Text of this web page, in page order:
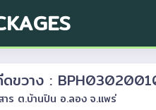
ขวาง :
ร ต.บ้านปิน อ.ลอง จ.แพร่